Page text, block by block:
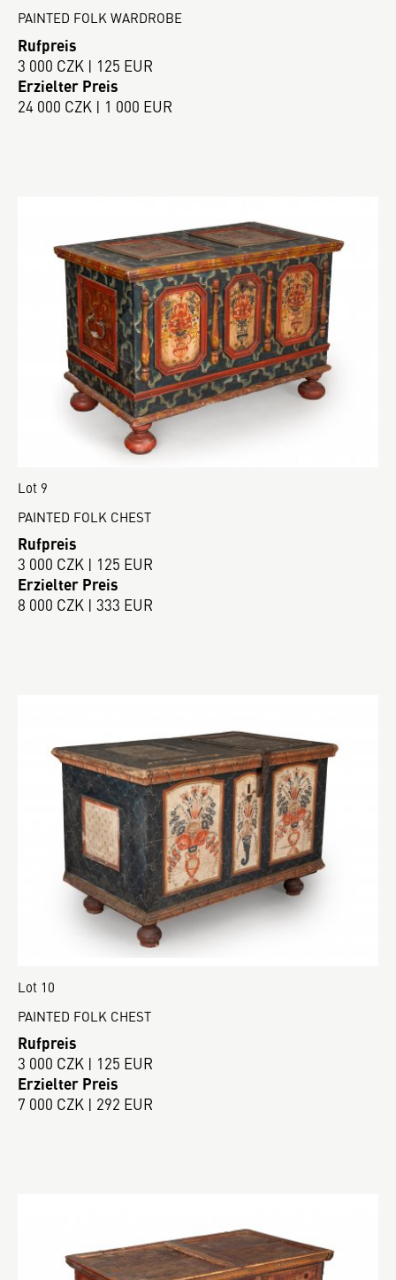
PAINTED FOLK WARDROBE
Rufpreis
3 000 CZK | 125 EUR
Erzielter Preis
24 000 CZK | 1 000 EUR
Lot 9
PAINTED FOLK CHEST
Rufpreis
3 000 CZK | 125 EUR
Erzielter Preis
8 000 CZK | 333 EUR
Lot 10
PAINTED FOLK CHEST
Rufpreis
3 000 CZK | 125 EUR
Erzielter Preis
7 000 CZK | 292 EUR